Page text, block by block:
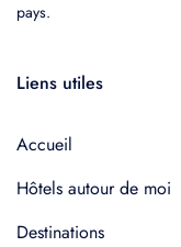
pays.
Liens utiles
Accueil
Hôtels autour de moi
Destinations